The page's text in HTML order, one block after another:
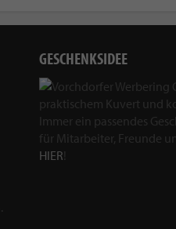
GESCHENKSIDEE
Immer ein passendes
für Mitarbeiter, Freunde
HIER!